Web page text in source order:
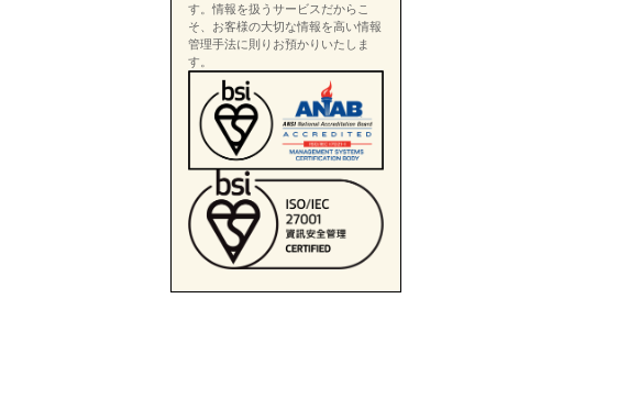
す。情報を扱うサービスだからこ
そ、お客様の大切な情報を高い情報
管理手法に則りお預かりいたしま
す。